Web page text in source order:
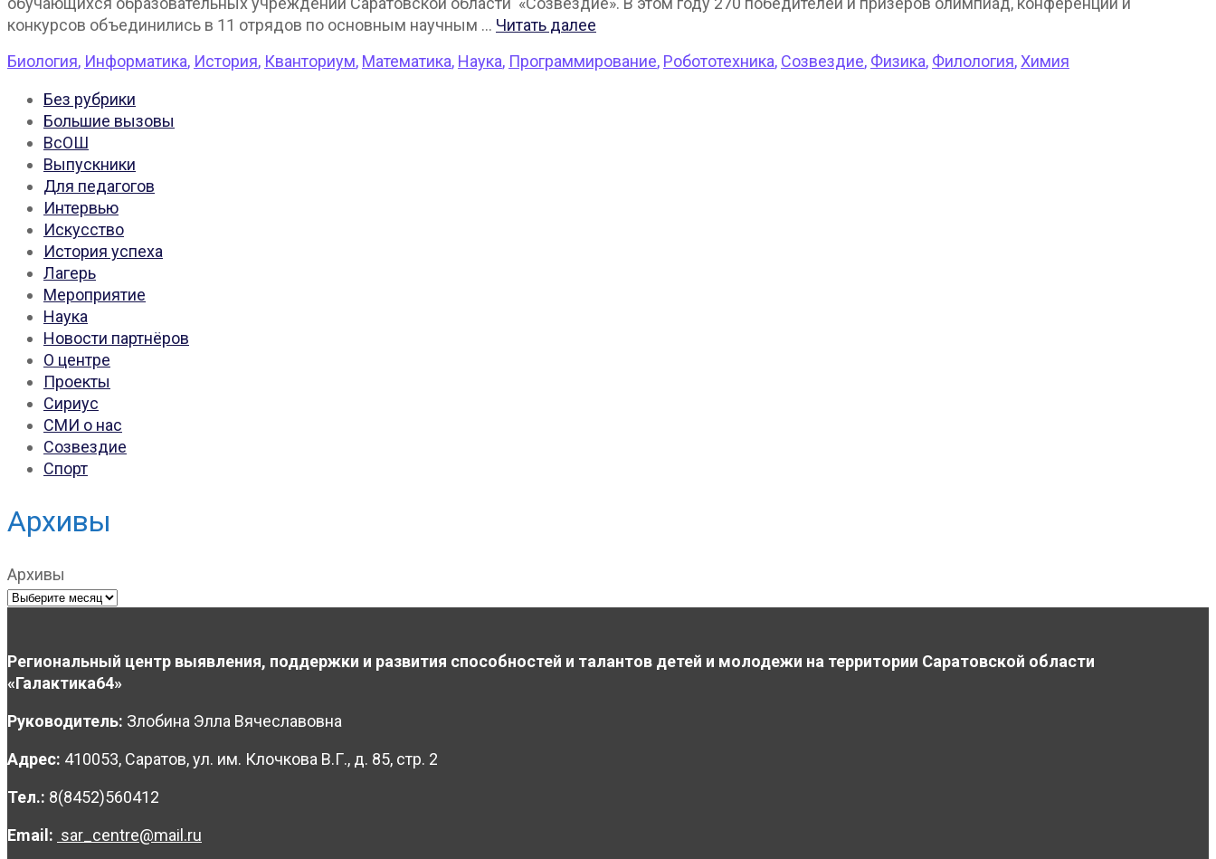
конкурсов объединились в 11 отрядов по основным научным … Читать далее
Биология, Информатика, История, Кванториум, Математика, Наука, Программирование, Робототехника, Созвездие, Физика, Филология, Химия
Без рубрики
Большие вызовы
ВсОШ
Выпускники
Для педагогов
Интервью
Искусство
История успеха
Лагерь
Мероприятие
Наука
Новости партнёров
О центре
Проекты
Сириус
СМИ о нас
Созвездие
Спорт
Архивы
Архивы
Региональный центр выявления, поддержки и развития способностей и талантов детей и молодежи на территории Саратовской области
«Галактика64»
Руководитель: Злобина Элла Вячеславовна
Адрес: 410053, Саратов, ул. им. Клочкова В.Г., д. 85, стр. 2
Тел.: 8(8452)560412
Email: sar_centre@mail.ru